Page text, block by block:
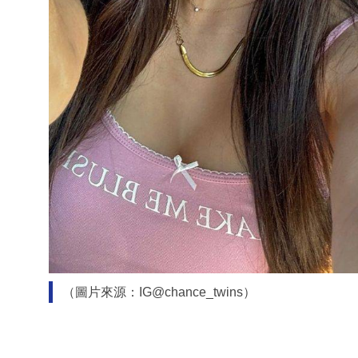
（圖片來源：IG@chance_twins）